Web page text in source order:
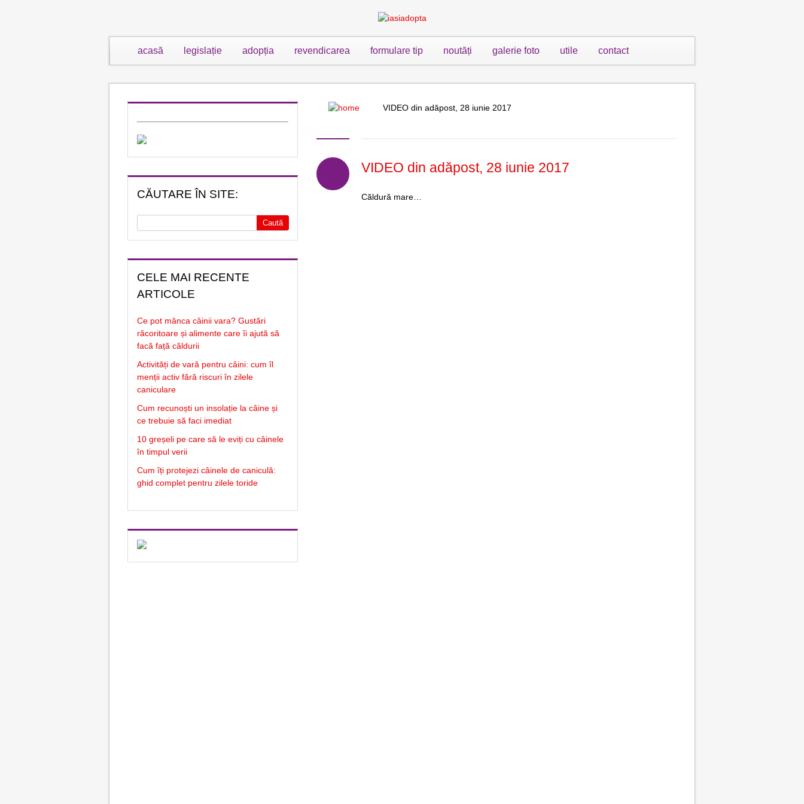
acasă legislație adopția revendicarea formulare tip noutăți galerie foto utile contact
VIDEO din adăpost, 28 iunie 2017
VIDEO din adăpost, 28 iunie 2017
Căldură mare…
CĂUTARE ÎN SITE:
CELE MAI RECENTE
ARTICOLE
Ce pot mânca câinii vara? Gustări
răcoritoare și alimente care îi ajută să
facă față căldurii
Activități de vară pentru câini: cum îl
menții activ fără riscuri în zilele
caniculare
Cum recunoști un insolație la câine și
ce trebuie să faci imediat
10 greșeli pe care să le eviți cu câinele
în timpul verii
Cum îți protejezi câinele de caniculă:
ghid complet pentru zilele toride